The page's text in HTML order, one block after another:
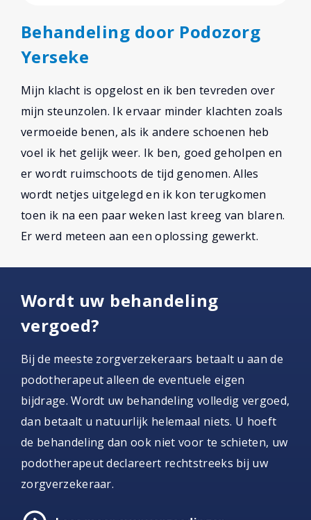
Behandeling door Podozorg
Yerseke
Mijn klacht is opgelost en ik ben tevreden over
mijn steunzolen. Ik ervaar minder klachten zoals
vermoeide benen, als ik andere schoenen heb
voel ik het gelijk weer. Ik ben, goed geholpen en
er wordt ruimschoots de tijd genomen. Alles
wordt netjes uitgelegd en ik kon terugkomen
toen ik na een paar weken last kreeg van blaren.
Er werd meteen aan een oplossing gewerkt.
Wordt uw behandeling
vergoed?
Bij de meeste zorgverzekeraars betaalt u aan de
podotherapeut alleen de eventuele eigen
bijdrage. Wordt uw behandeling volledig vergoed,
dan betaalt u natuurlijk helemaal niets. U hoeft
de behandeling dan ook niet voor te schieten, uw
podotherapeut declareert rechtstreeks bij uw
zorgverzekeraar.